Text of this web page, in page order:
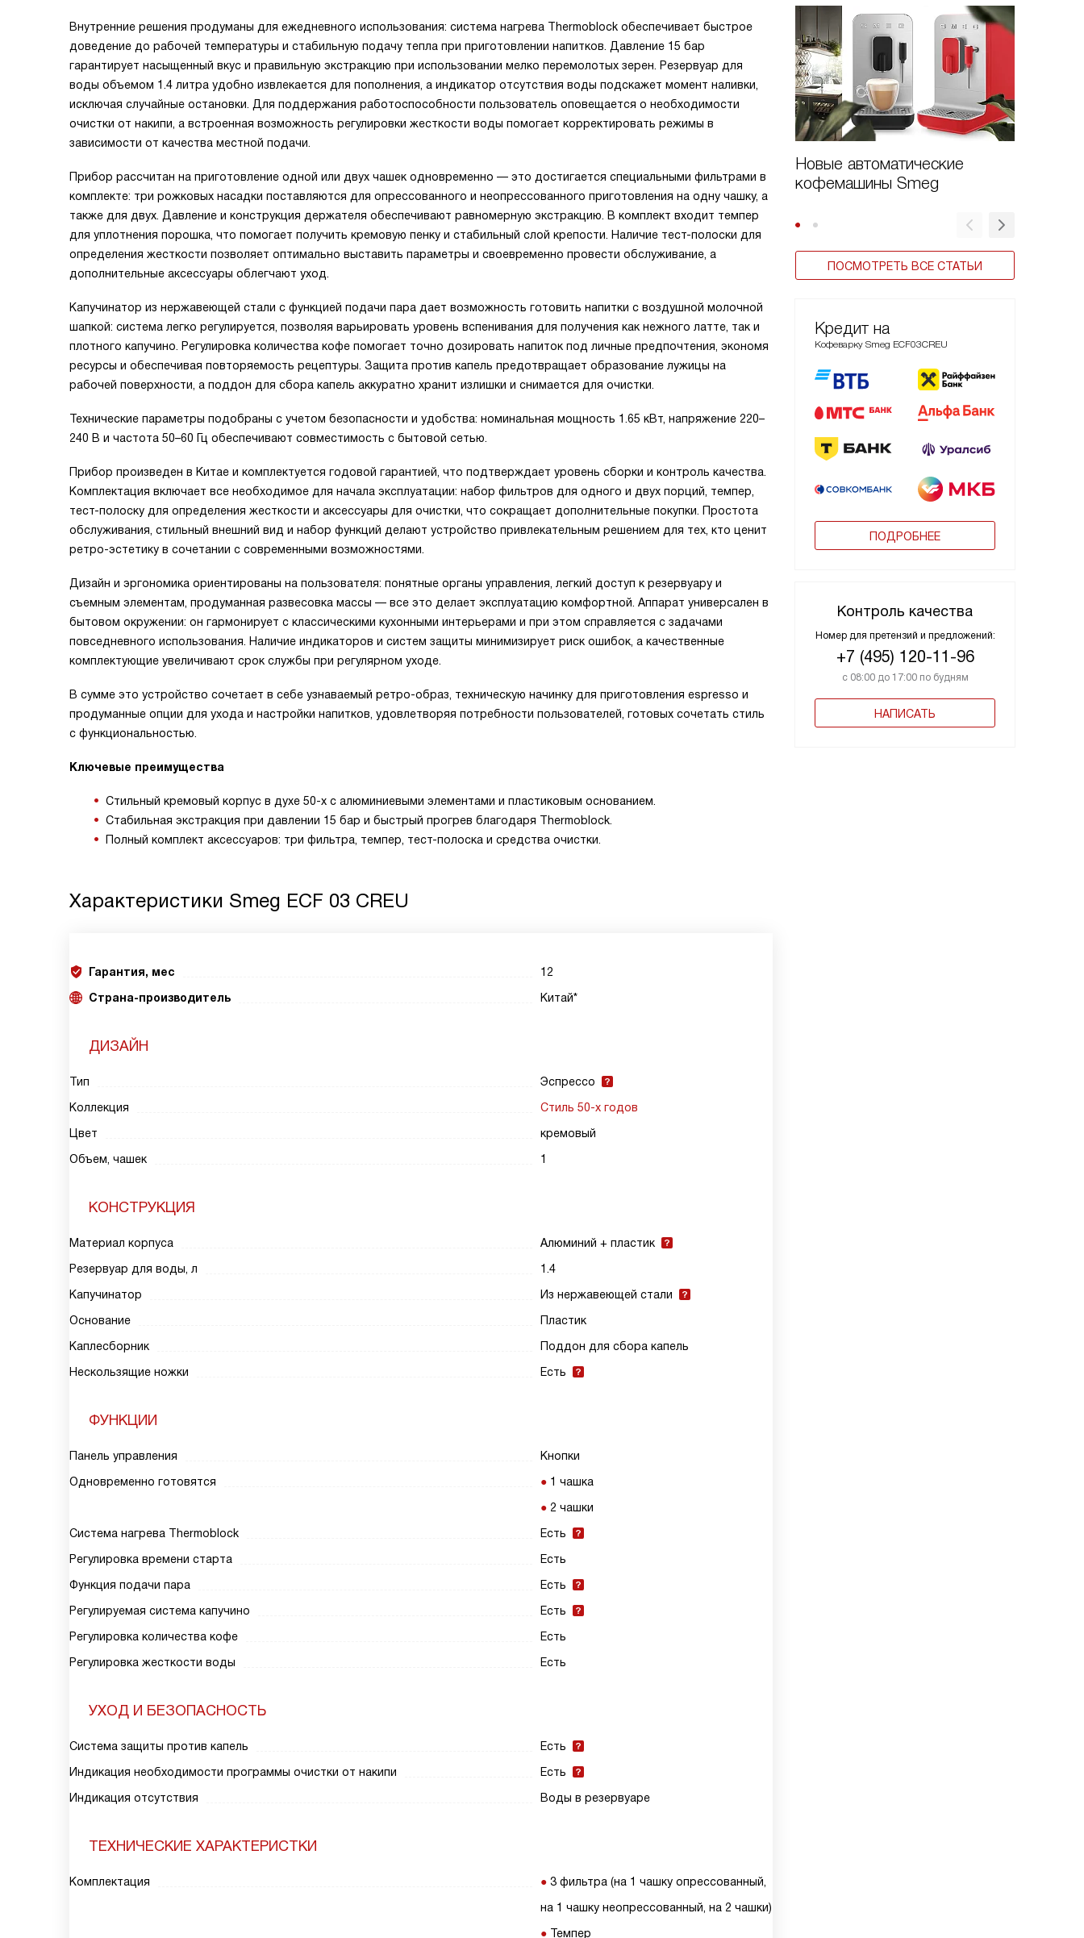
Новые автоматические
кофемашины Smeg
ПОСМОТРЕТЬ ВСЕ СТАТЬИ
Кредит на
Кофеварку Smeg ECF03CREU
ПОДРОБНЕЕ
Контроль качества
Номер для претензий и предложений:
+7 (495) 120-11-96
с 08:00 до 17:00 по будням
НАПИСАТЬ
Внутренние решения продуманы для ежедневного использования: система нагрева Thermoblock обеспечивает быстрое
доведение до рабочей температуры и стабильную подачу тепла при приготовлении напитков. Давление 15 бар
гарантирует насыщенный вкус и правильную экстракцию при использовании мелко перемолотых зерен. Резервуар для
воды объемом 1.4 литра удобно извлекается для пополнения, а индикатор отсутствия воды подскажет момент наливки,
исключая случайные остановки. Для поддержания работоспособности пользователь оповещается о необходимости
очистки от накипи, а встроенная возможность регулировки жесткости воды помогает корректировать режимы в
зависимости от качества местной подачи.
Прибор рассчитан на приготовление одной или двух чашек одновременно — это достигается специальными фильтрами в
комплекте: три рожковых насадки поставляются для опрессованного и неопрессованного приготовления на одну чашку, а
также для двух. Давление и конструкция держателя обеспечивают равномерную экстракцию. В комплект входит темпер
для уплотнения порошка, что помогает получить кремовую пенку и стабильный слой крепости. Наличие тест-полоски для
определения жесткости позволяет оптимально выставить параметры и своевременно провести обслуживание, а
дополнительные аксессуары облегчают уход.
Капучинатор из нержавеющей стали с функцией подачи пара дает возможность готовить напитки с воздушной молочной
шапкой: система легко регулируется, позволяя варьировать уровень вспенивания для получения как нежного латте, так и
плотного капучино. Регулировка количества кофе помогает точно дозировать напиток под личные предпочтения, экономя
ресурсы и обеспечивая повторяемость рецептуры. Защита против капель предотвращает образование лужицы на
рабочей поверхности, а поддон для сбора капель аккуратно хранит излишки и снимается для очистки.
Технические параметры подобраны с учетом безопасности и удобства: номинальная мощность 1.65 кВт, напряжение 220–
240 В и частота 50–60 Гц обеспечивают совместимость с бытовой сетью.
Прибор произведен в Китае и комплектуется годовой гарантией, что подтверждает уровень сборки и контроль качества.
Комплектация включает все необходимое для начала эксплуатации: набор фильтров для одного и двух порций, темпер,
тест-полоску для определения жесткости и аксессуары для очистки, что сокращает дополнительные покупки. Простота
обслуживания, стильный внешний вид и набор функций делают устройство привлекательным решением для тех, кто ценит
ретро-эстетику в сочетании с современными возможностями.
Дизайн и эргономика ориентированы на пользователя: понятные органы управления, легкий доступ к резервуару и
съемным элементам, продуманная развесовка массы — все это делает эксплуатацию комфортной. Аппарат универсален в
бытовом окружении: он гармонирует с классическими кухонными интерьерами и при этом справляется с задачами
повседневного использования. Наличие индикаторов и систем защиты минимизирует риск ошибок, а качественные
комплектующие увеличивают срок службы при регулярном уходе.
В сумме это устройство сочетает в себе узнаваемый ретро-образ, техническую начинку для приготовления espresso и
продуманные опции для ухода и настройки напитков, удовлетворяя потребности пользователей, готовых сочетать стиль
с функциональностью.
Ключевые преимущества
Стильный кремовый корпус в духе 50-х с алюминиевыми элементами и пластиковым основанием.
Стабильная экстракция при давлении 15 бар и быстрый прогрев благодаря Thermoblock.
Полный комплект аксессуаров: три фильтра, темпер, тест-полоска и средства очистки.
Характеристики Smeg ECF 03 CREU
Гарантия, мес
12
Страна-производитель
Китай*
ДИЗАЙН
Тип
Эспрессо
Коллекция
Стиль 50-х годов
Цвет
кремовый
Объем, чашек
1
КОНСТРУКЦИЯ
Материал корпуса
Алюминий + пластик
Резервуар для воды, л
1.4
Капучинатор
Из нержавеющей стали
Основание
Пластик
Каплесборник
Поддон для сбора капель
Нескользящие ножки
Есть
ФУНКЦИИ
Панель управления
Кнопки
Одновременно готовятся
1 чашка
2 чашки
Система нагрева Thermoblock
Есть
Регулировка времени старта
Есть
Функция подачи пара
Есть
Регулируемая система капучино
Есть
Регулировка количества кофе
Есть
Регулировка жесткости воды
Есть
УХОД И БЕЗОПАСНОСТЬ
Система защиты против капель
Есть
Индикация необходимости программы очистки от накипи
Есть
Индикация отсутствия
Воды в резервуаре
ТЕХНИЧЕСКИЕ ХАРАКТЕРИСТКИ
Комплектация
3 фильтра (на 1 чашку опрессованный,
на 1 чашку неопрессованный, на 2 чашки)
Темпер